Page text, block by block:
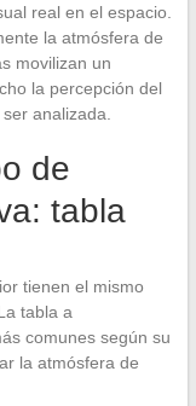
real en el espacio.
la atmósfera de
movilizan un
la percepción del
analizada.
de
tabla
tienen el mismo
tabla a
comunes según su
la atmósfera de